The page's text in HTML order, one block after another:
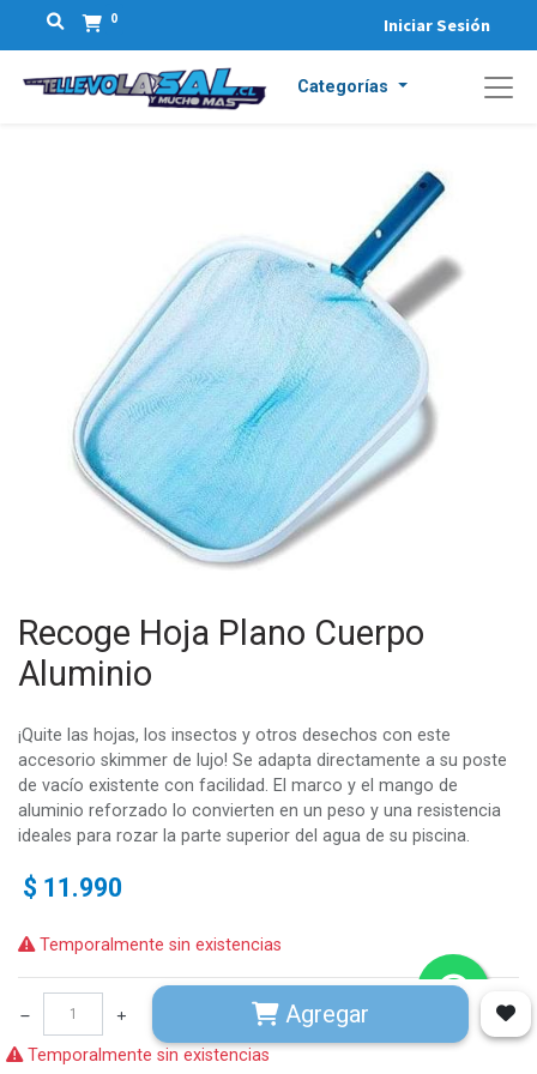
0 Iniciar Sesión
Categorías
Recoge Hoja Plano Cuerpo
Aluminio
¡Quite las hojas, los insectos y otros desechos con este
accesorio skimmer de lujo! Se adapta directamente a su poste
de vacío existente con facilidad. El marco y el mango de
aluminio reforzado lo convierten en un peso y una resistencia
ideales para rozar la parte superior del agua de su piscina.
$ 11.990
Agregar
Temporalmente sin existencias
Temporalmente sin existencias